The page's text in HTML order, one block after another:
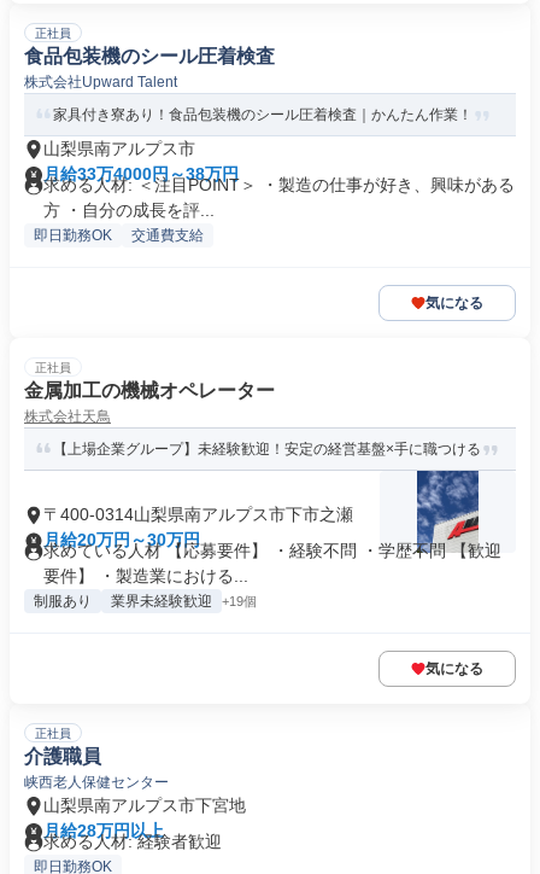
正社員
食品包装機のシール圧着検査
株式会社Upward Talent
家具付き寮あり！食品包装機のシール圧着検査｜かんたん作業！
山梨県南アルプス市
月給33万4000円～38万円
求める人材: ＜注目POINT＞ ・製造の仕事が好き、興味がある
方 ・自分の成長を評...
即日勤務OK 交通費支給
気になる
正社員
金属加工の機械オペレーター
株式会社天鳥
【上場企業グループ】未経験歓迎！安定の経営基盤×手に職つける
〒400-0314山梨県南アルプス市下市之瀬
月給20万円～30万円
求めている人材 【応募要件】 ・経験不問 ・学歴不問 【歓迎
要件】 ・製造業における...
制服あり 業界未経験歓迎 +19個
気になる
正社員
介護職員
峡西老人保健センター
山梨県南アルプス市下宮地
月給28万円以上
求める人材: 経験者歓迎
即日勤務OK